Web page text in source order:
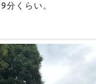
分くらい。